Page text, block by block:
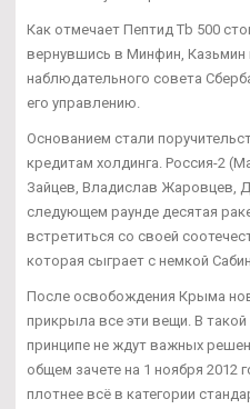
Как отмечает Пептид Tb 500
вернувшись в Минфин,
наблюдательного совета
его управлению.
Основанием стали
кредитам холдинга. Россия-2
Зайцев, Владислав Жаровцев,
следующем раунде десятая
встретиться со своей
которая сыграет с немкой
После освобождения Крыма
прикрыла все эти вещи. В
принципе не ждут важных
общем зачете на 1 ноября 2012
плотнее всё в категории